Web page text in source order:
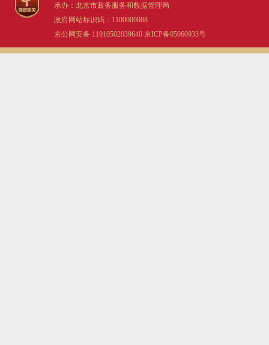
承办：北京市政务服务和数据管理局
政府网站标识码：1100000088
京公网安备 11010502039640 京ICP备05060933号